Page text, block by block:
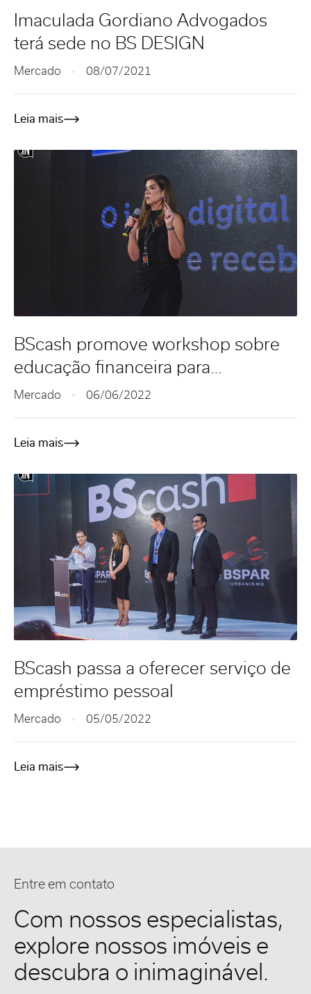
Imaculada Gordiano Advogados
terá sede no BS DESIGN
Mercado 08/07/2021
Leia mais
BScash promove workshop sobre
educação financeira para
colaboradores da empresa
Mercado 06/06/2022
Leia mais
BScash passa a oferecer serviço de
empréstimo pessoal
Mercado 05/05/2022
Leia mais
Entre em contato
Com nossos especialistas,
explore nossos imóveis e
descubra o inimaginável.